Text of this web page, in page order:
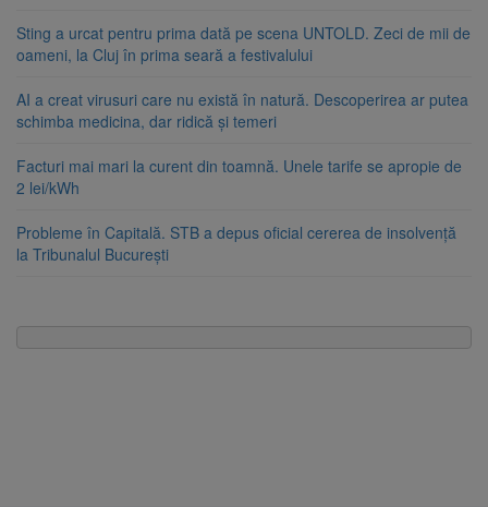
Sting a urcat pentru prima dată pe scena UNTOLD. Zeci de mii de
oameni, la Cluj în prima seară a festivalului
AI a creat virusuri care nu există în natură. Descoperirea ar putea
schimba medicina, dar ridică și temeri
Facturi mai mari la curent din toamnă. Unele tarife se apropie de
2 lei/kWh
Probleme în Capitală. STB a depus oficial cererea de insolvență
la Tribunalul București